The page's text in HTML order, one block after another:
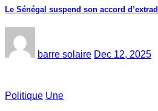
Le Sénégal suspend son accord
barre solaire Dec 12, 2025
Politique Une